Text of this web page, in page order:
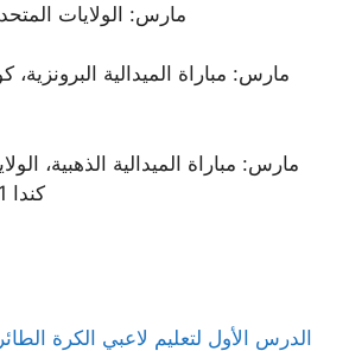
15 مارس: الولايات المتحدة 10،
كندا 1 (الوقت الإضافي)
الدرس الأول لتعليم لاعبي الكرة